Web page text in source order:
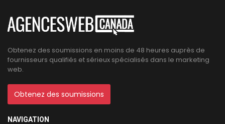
Obtenez des soumissions en moins de 48 heures auprès de
fournisseurs qualifiés et sérieux spécialisés dans le marketing
web.
Obtenez des soumissions
NAVIGATION